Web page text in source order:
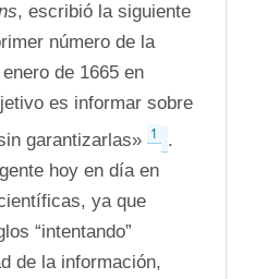
, escribió la siguiente
número de la
de 1665 en
es informar sobre
garantizarlas» 1
.
hoy en día en
ya que
“intentando”
de la información,